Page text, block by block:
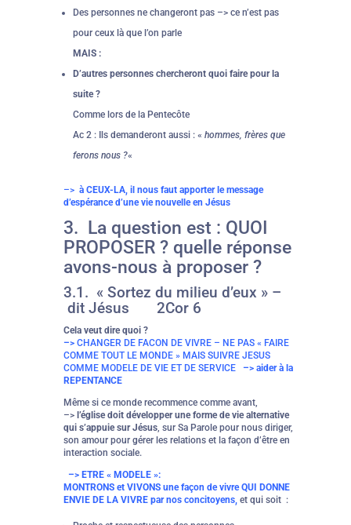
Des personnes ne changeront pas –> ce n’est pas
pour ceux là que l’on parle
MAIS :
D’autres personnes chercheront quoi faire pour la
suite ?
Comme lors de la Pentecôte
Ac 2 : Ils demanderont aussi : « hommes, frères que
ferons nous ?«
–> à CEUX-LA, il nous faut apporter le message
d’espérance d’une vie nouvelle en Jésus
3. La question est : QUOI
PROPOSER ? quelle réponse
avons-nous à proposer ?
3.1. « Sortez du milieu d’eux » –
dit Jésus 2Cor 6
Cela veut dire quoi ?
–>CHANGER DE FACON DE VIVRE – NE PAS « FAIRE
COMME TOUT LE MONDE » MAIS SUIVRE JESUS
COMME MODELE DE VIE ET DE SERVICE –> aider à la
REPENTANCE
Même si ce monde recommence comme avant,
–> l’église doit développer une forme de vie alternative
qui s’appuie sur Jésus, sur Sa Parole pour nous diriger,
son amour pour gérer les relations et la façon d’être en
interaction sociale.
–> ETRE « MODELE »:
MONTRONS et VIVONS une façon de vivre QUI DONNE
ENVIE DE LA VIVRE par nos concitoyens,et qui soit :